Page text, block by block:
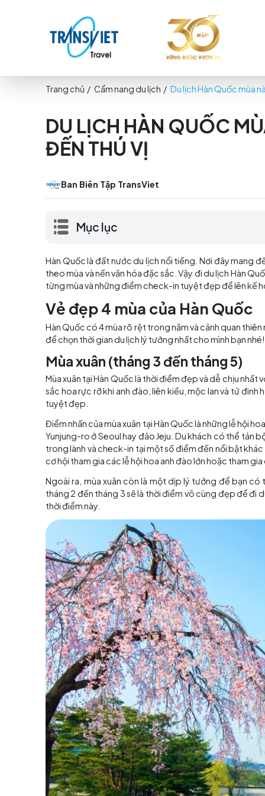
DU LỊCH HÀN
ĐẾN THÚ VỊ
Mục lục
Hàn Quốc là đất nước du lịch nổi tiếng. Nơi
theo mùa và nền văn hóa đặc sắc. Vậy đi du
từng mùa và những điểm check-in tuyệt đẹp
Vẻ đẹp 4 mùa của Hàn
Hàn Quốc có 4 mùa rõ rệt trong năm và cảnh
để chọn thời gian du lịch lý tưởng nhất cho
Mùa xuân (tháng 3 đến
Mùa xuân tại Hàn Quốc là thời điểm đẹp và
sắc hoa rực rỡ khi anh đào, liên kiều, mộc
tuyệt đẹp.
Điểm nhấn của mùa xuân tại Hàn Quốc là
Yunjung-ro ở Seoul hay đảo Jeju. Du khách
trong lành và check-in tại một số điểm đến
cơ hội tham gia các lễ hội hoa anh đào lớn
Ngoài ra, mùa xuân còn là một dịp lý tưởng
tháng 2 đến tháng 3 sẽ là thời điểm vô cùng
thời điểm này.